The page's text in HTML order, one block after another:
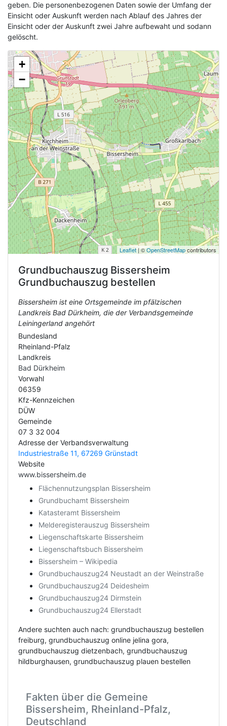
geben. Die personenbezogenen Daten sowie der Umfang der
Einsicht oder Auskunft werden nach Ablauf des Jahres der
Einsicht oder der Auskunft zwei Jahre aufbewaht und sodann
gelöscht.
+
−
Leaflet| ©OpenStreetMapcontributors
Grundbuchauszug Bissersheim
Grundbuchauszug bestellen
Bissersheim ist eine Ortsgemeinde im pfälzischen
Landkreis Bad Dürkheim, die der Verbandsgemeinde
Leiningerland angehört
Bundesland
Rheinland-Pfalz
Landkreis
Bad Dürkheim
Vorwahl
06359
Kfz-Kennzeichen
DÜW
Gemeinde
07 3 32 004
Adresse der Verbandsverwaltung
Industriestraße 11, 67269 Grünstadt
Website
www.bissersheim.de
Flächennutzungsplan Bissersheim
Grundbuchamt Bissersheim
Katasteramt Bissersheim
Melderegisterauszug Bissersheim
Liegenschaftskarte Bissersheim
Liegenschaftsbuch Bissersheim
Bissersheim – Wikipedia
Grundbuchauszug24 Neustadt an der Weinstraße
Grundbuchauszug24 Deidesheim
Grundbuchauszug24 Dirmstein
Grundbuchauszug24 Ellerstadt
Andere suchten auch nach: grundbuchauszug bestellen
freiburg, grundbuchauszug online jelina gora,
grundbuchauszug dietzenbach, grundbuchauszug
hildburghausen, grundbuchauszug plauen bestellen
Fakten über die Gemeine
Bissersheim, Rheinland-Pfalz,
Deutschland